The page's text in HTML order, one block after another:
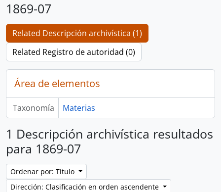
1869-07
Related Descripción archivística (1)
Related Registro de autoridad (0)
Área de elementos
Taxonomía Materias
1 Descripción archivística resultados
para 1869-07
Ordenar por: Título
Dirección: Clasificación en orden ascendente